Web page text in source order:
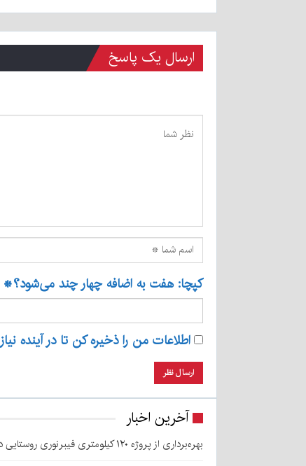
ارسال یک پاسخ
کپچا: هفت به اضافه چهار چند می‌شود؟*
اطلاعات من را ذخیره کن تا در آینده
آخرین اخبار
بهره‌برداری از پروژه ۱۲۰ کیلومتری فیبرنوری روستایی در قلعه‌گنج